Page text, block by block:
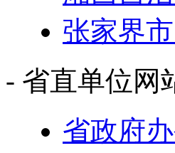
张家界
- 省直单位网
省政府